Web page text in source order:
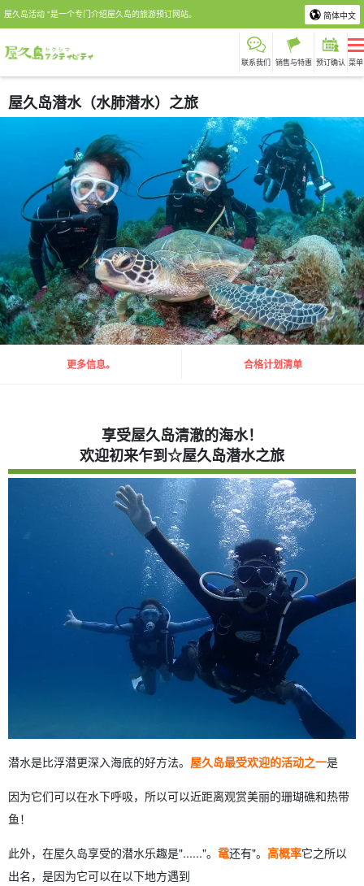
屋久岛活动 "是一个专门介绍屋久岛的旅游预订网站。 简体中文
联系我们 销售与特惠 预订确认 菜单
屋久岛潜水（水肺潜水）之旅
更多信息。 合格计划清单
享受屋久岛清澈的海水！
欢迎初来乍到☆屋久岛潜水之旅
潜水是比浮潜更深入海底的好方法。 屋久岛最受欢迎的活动之一是
因为它们可以在水下呼吸，所以可以近距离观赏美丽的珊瑚礁和热带
鱼！
此外，在屋久岛享受的潜水乐趣是"......"。 鼋还有"。 高概率它之所以
出名，是因为它可以在以下地方遇到